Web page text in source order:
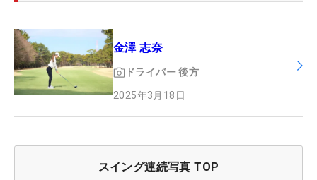
金澤 志奈
ドライバー 後方
2025年3月18日
スイング連続写真 TOP